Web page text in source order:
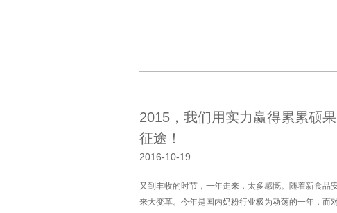
2015，我们用实力赢得累累硕
征途！
2016-10-19
又到丰收的时节，一年走来，太多感慨。随着新食品
来大变革。今年是国内奶粉行业极为动荡的一年，而